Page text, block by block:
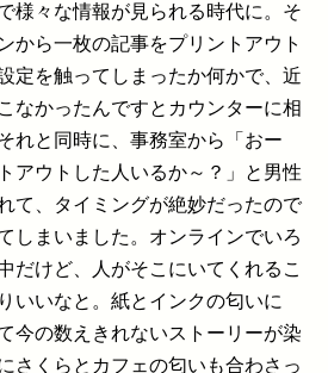
様々な情報が見られる時代に。そ
から一枚の記事をプリントアウト
定を触ってしまったか何かで、近
なかったんですとカウンターに相
れと同時に、事務室から「おー
アウトした人いるか～？」と男性
て、タイミングが絶妙だったので
しまいました。オンラインでいろ
だけど、人がそこにいてくれるこ
いいなと。紙とインクの匂いに
今の数えきれないストーリーが染
さくらとカフェの匂いも合わさっ